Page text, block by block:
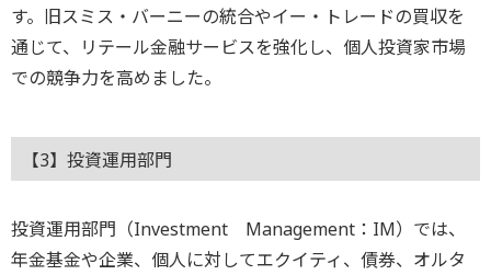
す。旧スミス・バーニーの統合やイー・トレードの買収を
通じて、リテール金融サービスを強化し、個人投資家市場
での競争力を高めました。
【3】投資運用部門
投資運用部門（Investment Management：IM）では、
年金基金や企業、個人に対してエクイティ、債券、オルタ